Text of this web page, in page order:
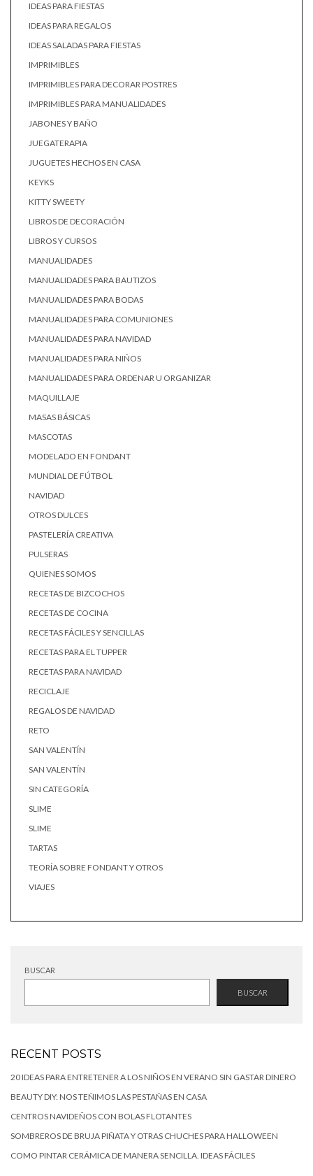
IDEAS PARA FIESTAS
IDEAS PARA REGALOS
IDEAS SALADAS PARA FIESTAS
IMPRIMIBLES
IMPRIMIBLES PARA DECORAR POSTRES
IMPRIMIBLES PARA MANUALIDADES
JABONES Y BAÑO
JUEGATERAPIA
JUGUETES HECHOS EN CASA
KEYKS
KITTY SWEETY
LIBROS DE DECORACIÓN
LIBROS Y CURSOS
MANUALIDADES
MANUALIDADES PARA BAUTIZOS
MANUALIDADES PARA BODAS
MANUALIDADES PARA COMUNIONES
MANUALIDADES PARA NAVIDAD
MANUALIDADES PARA NIÑOS
MANUALIDADES PARA ORDENAR U ORGANIZAR
MAQUILLAJE
MASAS BÁSICAS
MASCOTAS
MODELADO EN FONDANT
MUNDIAL DE FÚTBOL
NAVIDAD
OTROS DULCES
PASTELERÍA CREATIVA
PULSERAS
QUIENES SOMOS
RECETAS DE BIZCOCHOS
RECETAS DE COCINA
RECETAS FÁCILES Y SENCILLAS
RECETAS PARA EL TUPPER
RECETAS PARA NAVIDAD
RECICLAJE
REGALOS DE NAVIDAD
RETO
SAN VALENTÍN
SAN VALENTÍN
SIN CATEGORÍA
SLIME
SLIME
TARTAS
TEORÍA SOBRE FONDANT Y OTROS
VIAJES
BUSCAR
BUSCAR
RECENT POSTS
20 IDEAS PARA ENTRETENER A LOS NIÑOS EN VERANO SIN GASTAR DINERO
BEAUTY DIY: NOS TEÑIMOS LAS PESTAÑAS EN CASA
CENTROS NAVIDEÑOS CON BOLAS FLOTANTES
SOMBREROS DE BRUJA PIÑATA Y OTRAS CHUCHES PARA HALLOWEEN
COMO PINTAR CERÁMICA DE MANERA SENCILLA. IDEAS FÁCILES